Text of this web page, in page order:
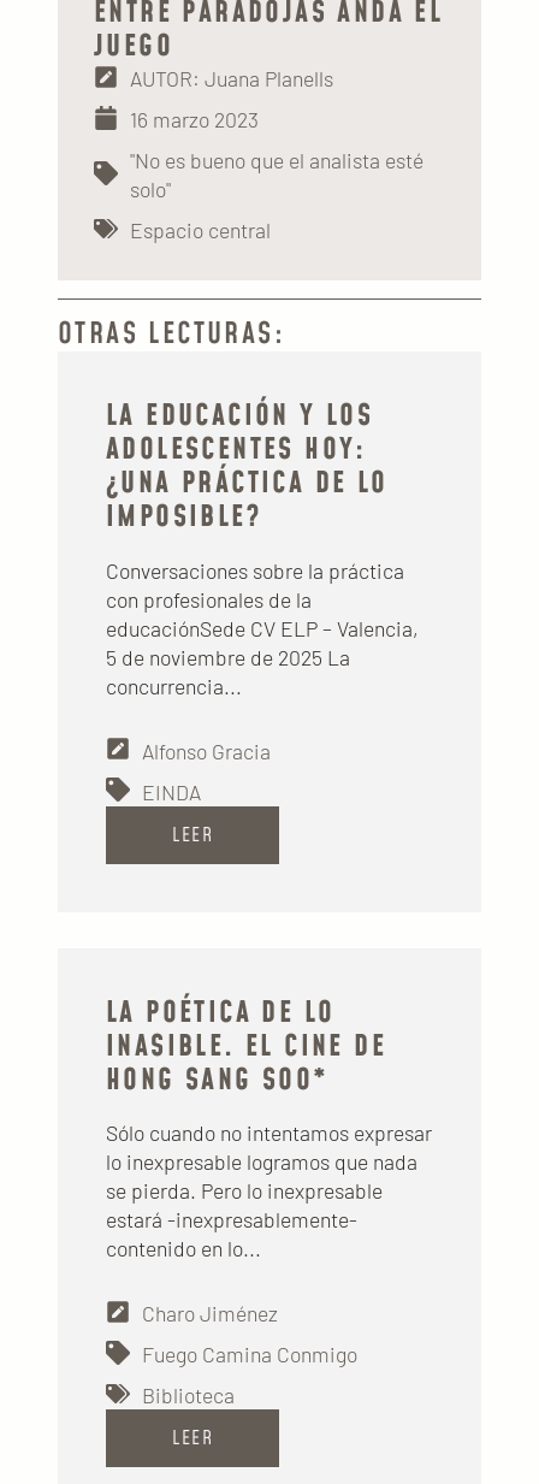
ENTRE PARADOJAS ANDA EL
JUEGO
AUTOR: Juana Planells
16 marzo 2023
"No es bueno que el analista esté
solo"
Espacio central
OTRAS LECTURAS:
LA EDUCACIÓN Y LOS
ADOLESCENTES HOY:
¿UNA PRÁCTICA DE LO
IMPOSIBLE?
Conversaciones sobre la práctica
con profesionales de la
educaciónSede CV ELP – Valencia,
5 de noviembre de 2025 La
concurrencia...
Alfonso Gracia
EINDA
LEER
LA POÉTICA DE LO
INASIBLE. EL CINE DE
HONG SANG SOO*
Sólo cuando no intentamos expresar
lo inexpresable logramos que nada
se pierda. Pero lo inexpresable
estará -inexpresablemente-
contenido en lo...
Charo Jiménez
Fuego Camina Conmigo
Biblioteca
LEER